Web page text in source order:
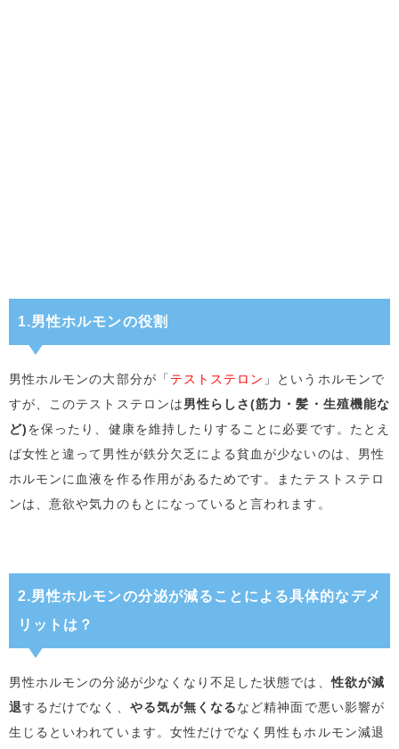
1.男性ホルモンの役割
男性ホルモンの大部分が「 テストステロン 」というホルモンで
すが、このテストステロンは男性らしさ(筋力・髪・生殖機能な
ど)を保ったり、健康を維持したりすることに必要です。たとえ
ば女性と違って男性が鉄分欠乏による貧血が少ないのは、男性
ホルモンに血液を作る作用があるためです。またテストステロ
ンは、意欲や気力のもとになっていると言われます。
2.男性ホルモンの分泌が減ることによる具体的なデメ
リットは？
男性ホルモンの分泌が少なくなり不足した状態では、性欲が減
退するだけでなく、 やる気が無くなるなど精神面で悪い影響が
生じるといわれています。女性だけでなく男性もホルモン減退